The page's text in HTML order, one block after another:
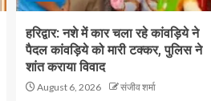
हरिद्वार: नशे में कार चला रहे कांवड़िये ने
पैदल कांवड़िये को मारी टक्कर, पुलिस ने
शांत कराया विवाद
August 6, 2026 संजीव शर्मा